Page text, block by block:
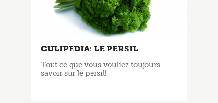
CULIPEDIA: LE PERSIL
Tout ce que vous vouliez toujours
savoir sur le persil!